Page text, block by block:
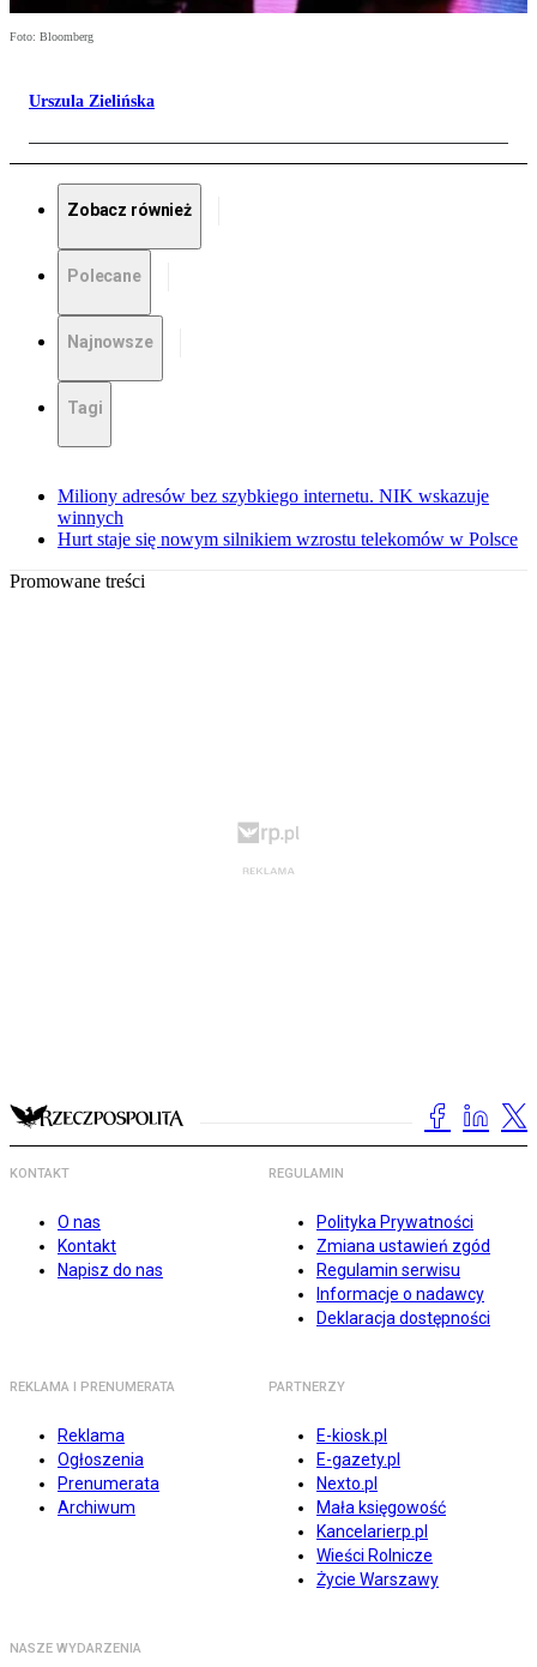
Foto: Bloomberg
Urszula Zielińska
Zobacz również
Polecane
Najnowsze
Tagi
Miliony adresów bez szybkiego internetu. NIK wskazuje
winnych
Hurt staje się nowym silnikiem wzrostu telekomów w Polsce
Promowane treści
KONTAKT
O nas
Kontakt
Napisz do nas
REGULAMIN
Polityka Prywatności
Zmiana ustawień zgód
Regulamin serwisu
Informacje o nadawcy
Deklaracja dostępności
REKLAMA I PRENUMERATA
Reklama
Ogłoszenia
Prenumerata
Archiwum
PARTNERZY
E-kiosk.pl
E-gazety.pl
Nexto.pl
Mała księgowość
Kancelarierp.pl
Wieści Rolnicze
Życie Warszawy
NASZE WYDARZENIA